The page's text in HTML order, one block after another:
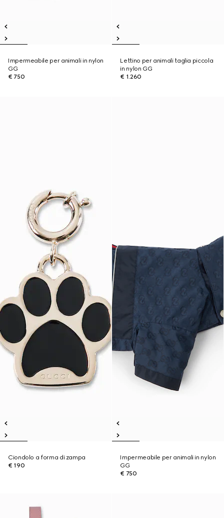
Impermeabile per animali in nylon
GG
€ 750
Lettino per animali taglia piccola
in nylon GG
€ 1.260
Ciondolo a forma di zampa
€ 190
Impermeabile per animali in nylon
GG
€ 750